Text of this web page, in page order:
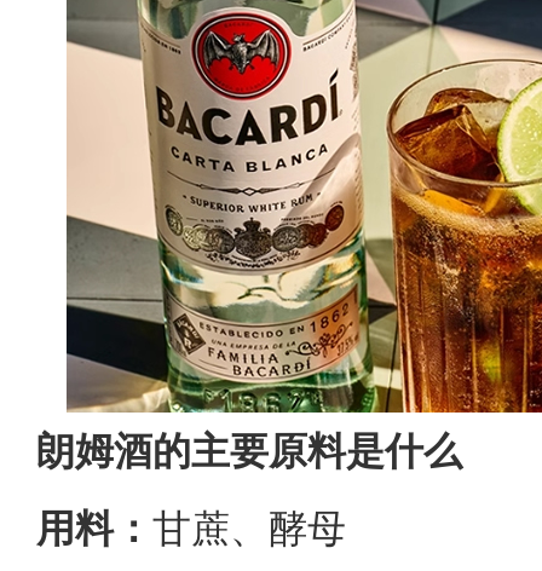
朗姆酒的主要原料是什么
用料： 甘蔗、酵母